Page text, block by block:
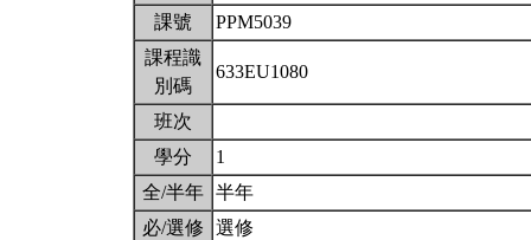
課號
PPM5039
課程識
別碼
633EU1080
班次
學分
1
全/半年 半年
必/選修
選修